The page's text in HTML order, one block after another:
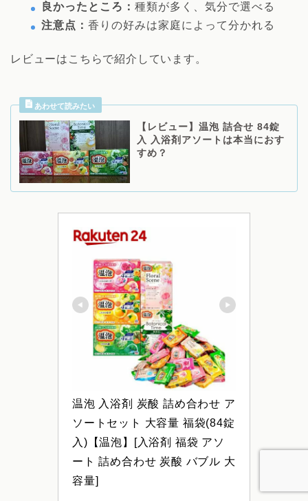
良かったところ： 種類が多く、気分で選べる
注意点： 香りの好みは家庭によって分かれる
レビューはこちらで紹介しています。
【レビュー】温泡 詰合せ 84錠
入 入浴剤アソートは本当におす
すめ？
温泡 入浴剤 炭酸 詰め合わせ ア
ソートセット 大容量 福袋(84錠
入)【温泡】[入浴剤 福袋 アソ
ート 詰め合わせ 炭酸 バブル 大
容量]